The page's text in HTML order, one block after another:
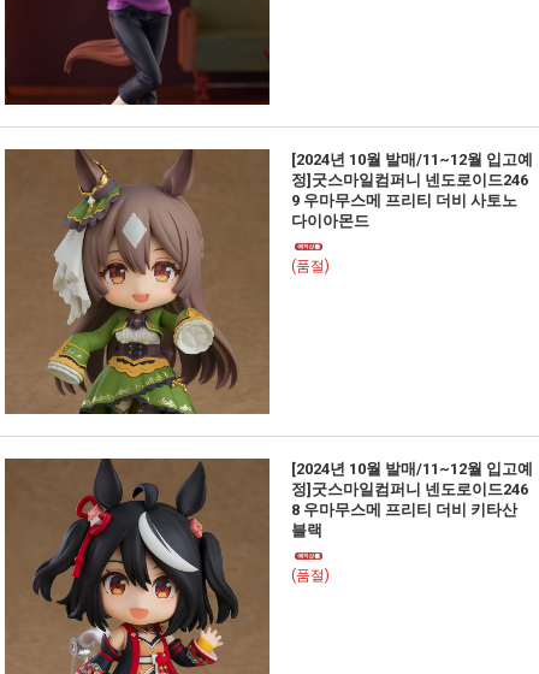
[2024년 10월 발매/11~12월 입고예
정]굿스마일컴퍼니 넨도로이드246
9 우마무스메 프리티 더비 사토노
다이아몬드
(품절)
[2024년 10월 발매/11~12월 입고예
정]굿스마일컴퍼니 넨도로이드246
8 우마무스메 프리티 더비 키타산
블랙
(품절)